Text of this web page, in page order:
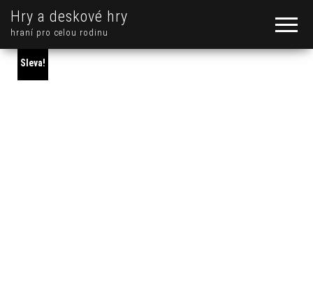
Hry a deskové hry
hraní pro celou rodinu
Sleva!